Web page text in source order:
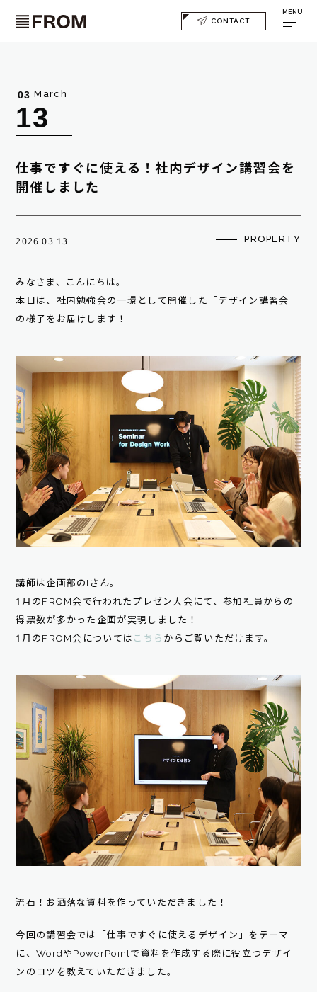
CONTACT
MENU
03 March
13
仕事ですぐに使える！社内デザイン講習会を
開催しました
2026.03.13 PROPERTY
みなさま、こんにちは。
本日は、社内勉強会の一環として開催した「デザイン講習会」
の様子をお届けします！
講師は企画部のIさん。
1月のFROM会で行われたプレゼン大会にて、参加社員からの
得票数が多かった企画が実現しました！
1月のFROM会については こちら からご覧いただけます。
流石！お洒落な資料を作っていただきました！
今回の講習会では「仕事ですぐに使えるデザイン」をテーマ
に、WordやPowerPointで資料を作成する際に役立つデザイ
ンのコツを教えていただきました。